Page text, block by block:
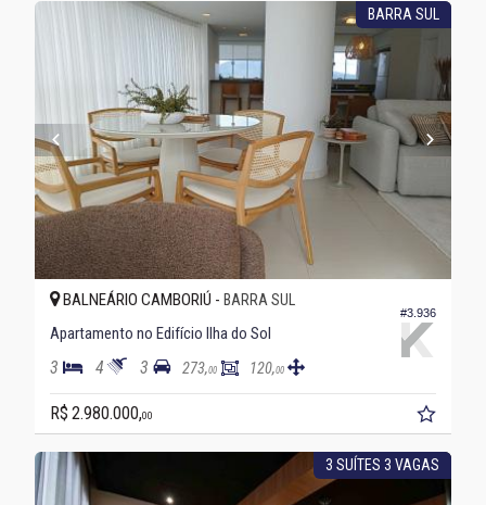
BARRA SUL
#3.936
BALNEÁRIO CAMBORIÚ - BARRA SUL
Apartamento no Edifício Ilha do Sol
3 4 3 273,00 120,00
R$ 2.980.000,00
3 SUÍTES 3 VAGAS